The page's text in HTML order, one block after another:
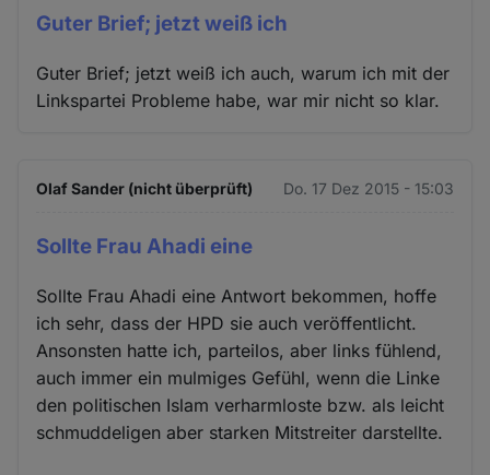
Guter Brief; jetzt weiß ich
Guter Brief; jetzt weiß ich auch, warum ich mit der
Linkspartei Probleme habe, war mir nicht so klar.
Olaf Sander (nicht überprüft) Do. 17 Dez 2015 - 15:03
Sollte Frau Ahadi eine
Sollte Frau Ahadi eine Antwort bekommen, hoffe
ich sehr, dass der HPD sie auch veröffentlicht.
Ansonsten hatte ich, parteilos, aber links fühlend,
auch immer ein mulmiges Gefühl, wenn die Linke
den politischen Islam verharmloste bzw. als leicht
schmuddeligen aber starken Mitstreiter darstellte.